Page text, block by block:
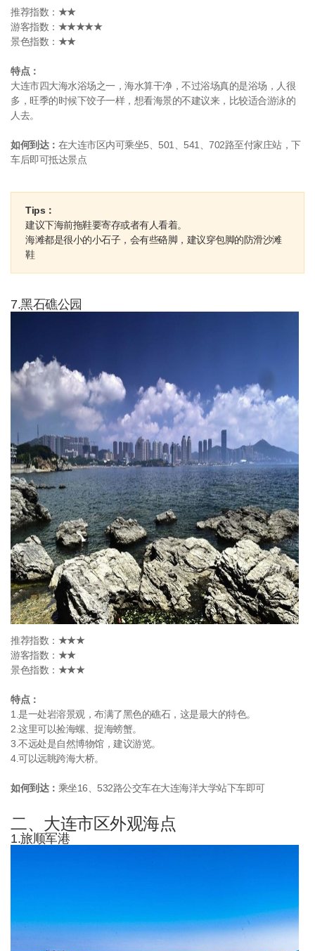
推荐指数： ★★
游客指数： ★★★★★
景色指数： ★★
特点：
大连市四大海水浴场之一，海水算干净，不过浴场真的是浴场，人很
多，旺季的时候下饺子一样，想看海景的不建议来，比较适合游泳的
人去。
如何到达： 在大连市区内可乘坐5、501、541、702路至付家庄站，下
车后即可抵达景点
Tips：
建议下海前拖鞋要寄存或者有人看着。
海滩都是很小的小石子，会有些硌脚，建议穿包脚的防滑沙滩
鞋
7.黑石礁公园
推荐指数： ★★★
游客指数： ★★
景色指数： ★★★
特点：
1.是一处岩溶景观，布满了黑色的礁石，这是最大的特色。
2.这里可以捡海螺、捉海螃蟹。
3.不远处是自然博物馆，建议游览。
4.可以远眺跨海大桥。
如何到达： 乘坐16、532路公交车在大连海洋大学站下车即可
二、大连市区外观海点
1.旅顺军港